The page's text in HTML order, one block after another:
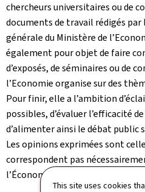
This site uses cookies
chercheurs universitaires ou de
documents de travail rédigés
générale du Ministère de
également pour objet de faire
d’exposés, de séminaires ou de
l’Economie organise sur des
Pour finir, elle a l’ambition
possibles, d’évaluer l’efficacité
d’alimenter ainsi le débat public
Les opinions exprimées sont
correspondent pas
l’Économie du Gouvernement du